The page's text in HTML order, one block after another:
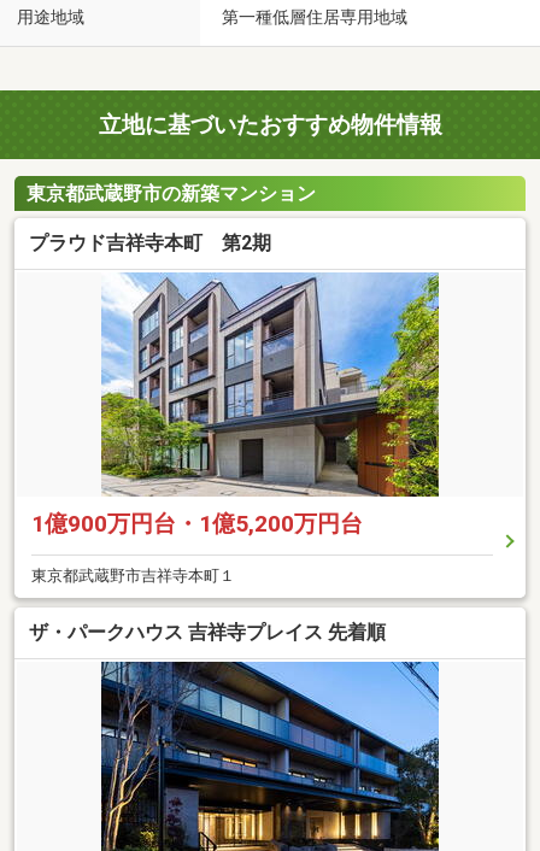
用途地域 第一種低層住居専用地域
立地に基づいたおすすめ物件情報
東京都武蔵野市の新築マンション
プラウド吉祥寺本町 第2期
1億900万円台・1億5,200万円台
東京都武蔵野市吉祥寺本町１
ザ・パークハウス 吉祥寺プレイス 先着順